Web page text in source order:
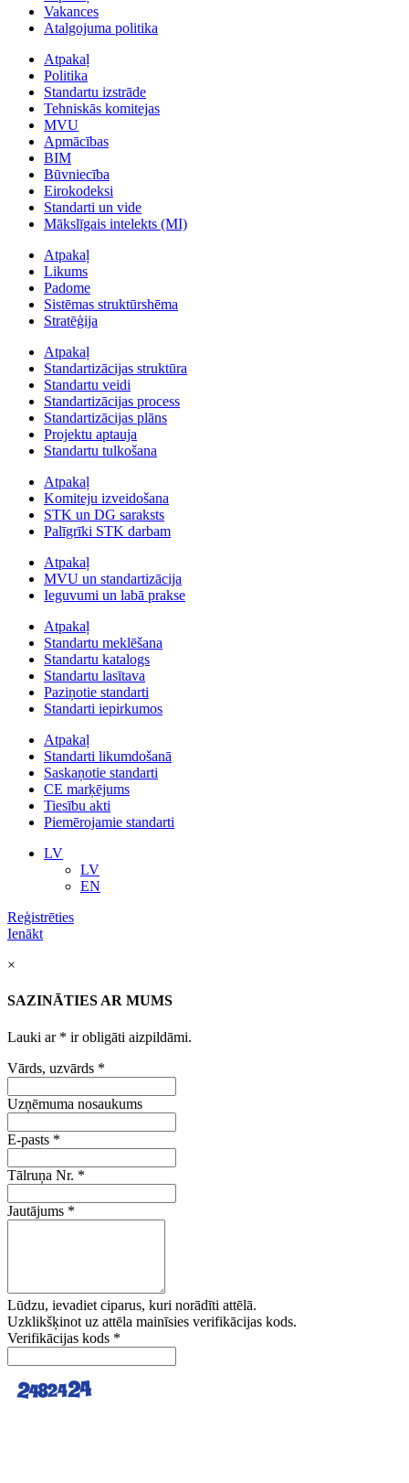
Vakances
Atalgojuma politika
Atpakaļ
Politika
Standartu izstrāde
Tehniskās komitejas
MVU
Apmācības
BIM
Būvniecība
Eirokodeksi
Standarti un vide
Mākslīgais intelekts (MI)
Atpakaļ
Likums
Padome
Sistēmas struktūrshēma
Stratēģija
Atpakaļ
Standartizācijas struktūra
Standartu veidi
Standartizācijas process
Standartizācijas plāns
Projektu aptauja
Standartu tulkošana
Atpakaļ
Komiteju izveidošana
STK un DG saraksts
Palīgrīki STK darbam
Atpakaļ
MVU un standartizācija
Ieguvumi un labā prakse
Atpakaļ
Standartu meklēšana
Standartu katalogs
Standartu lasītava
Paziņotie standarti
Standarti iepirkumos
Atpakaļ
Standarti likumdošanā
Saskaņotie standarti
CE marķējums
Tiesību akti
Piemērojamie standarti
LV
LV
EN
Reģistrēties
Ienākt
×
SAZINĀTIES AR MUMS
Lauki ar * ir obligāti aizpildāmi.
Vārds, uzvārds *
Uzņēmuma nosaukums
E-pasts *
Tālruņa Nr. *
Jautājums *
Lūdzu, ievadiet ciparus, kuri norādīti attēlā.
Uzklikšķinot uz attēla mainīsies verifikācijas kods.
Verifikācijas kods *